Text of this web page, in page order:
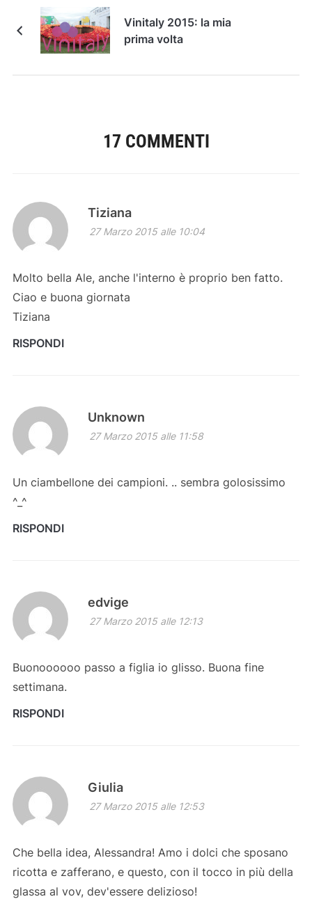
Vinitaly 2015: la mia
prima volta
17 COMMENTI
Tiziana
27 Marzo 2015 alle 10:04
Molto bella Ale, anche l'interno è proprio ben fatto.
Ciao e buona giornata
Tiziana
RISPONDI
Unknown
27 Marzo 2015 alle 11:58
Un ciambellone dei campioni. .. sembra golosissimo
^_^
RISPONDI
edvige
27 Marzo 2015 alle 12:13
Buonoooooo passo a figlia io glisso. Buona fine
settimana.
RISPONDI
Giulia
27 Marzo 2015 alle 12:53
Che bella idea, Alessandra! Amo i dolci che sposano
ricotta e zafferano, e questo, con il tocco in più della
glassa al vov, dev'essere delizioso!